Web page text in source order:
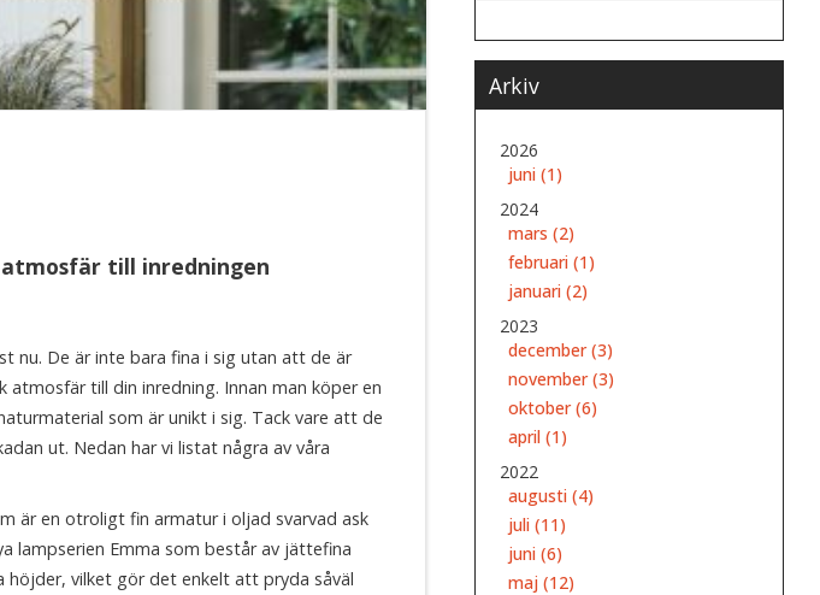
till inredningen
nu. De är inte bara fina i sig utan att de är
till din inredning. Innan man köper en
som är unikt i sig. Tack vare att de
ut. Nedan har vi listat några av våra
är en otroligt fin armatur i oljad svarvad ask
lampserien Emma som består av jättefina
vilket gör det enkelt att pryda såväl
Arkiv
2026
juni (1)
2024
mars (2)
februari (1)
januari (2)
2023
december (3)
november (3)
oktober (6)
april (1)
2022
augusti (4)
juli (11)
juni (6)
maj (12)